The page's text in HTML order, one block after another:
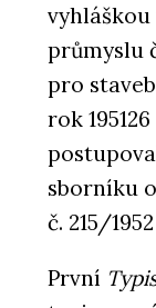
průmyslu
pro
rok
sborníku
č. 215/
První